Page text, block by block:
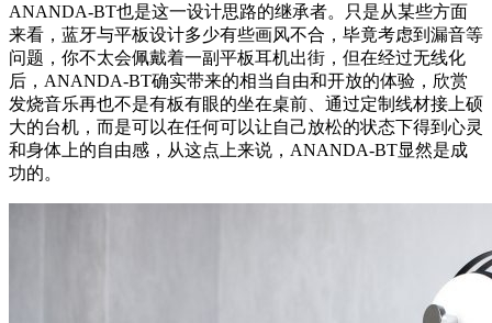
ANANDA-BT也是这一设计思路的继承者。只是从某些方面
来看，蓝牙与平板设计多少有些画风不合，毕竟考虑到漏音等
问题，你不太会佩戴着一副平板耳机出街，但在经过无线化
后，ANANDA-BT确实带来的相当自由和开放的体验，欣赏
发烧音乐再也不是有板有眼的坐在桌前、通过定制线材接上硕
大的台机，而是可以在任何可以让自己放松的状态下得到心灵
和身体上的自由感，从这点上来说，ANANDA-BT显然是成
功的。